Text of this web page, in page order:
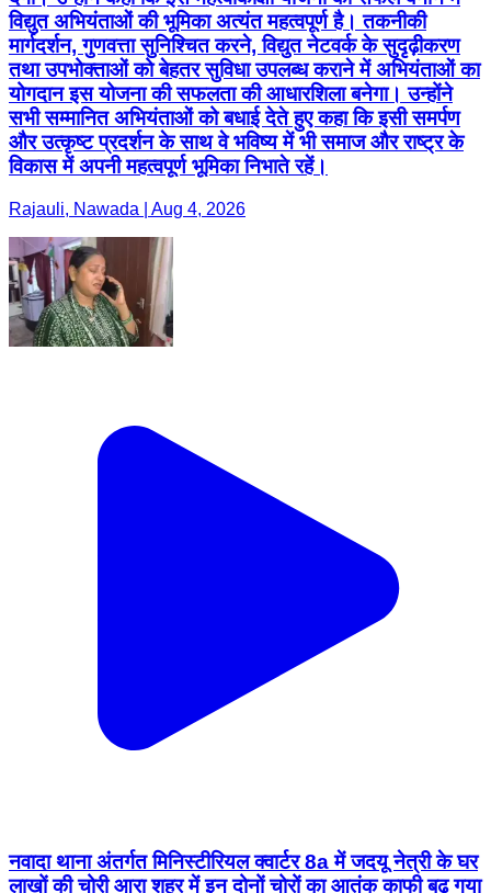
विद्युत अभियंताओं की भूमिका अत्यंत महत्वपूर्ण है। तकनीकी
मार्गदर्शन, गुणवत्ता सुनिश्चित करने, विद्युत नेटवर्क के सुदृढ़ीकरण
तथा उपभोक्ताओं को बेहतर सुविधा उपलब्ध कराने में अभियंताओं का
योगदान इस योजना की सफलता की आधारशिला बनेगा। उन्होंने
सभी सम्मानित अभियंताओं को बधाई देते हुए कहा कि इसी समर्पण
और उत्कृष्ट प्रदर्शन के साथ वे भविष्य में भी समाज और राष्ट्र के
विकास में अपनी महत्वपूर्ण भूमिका निभाते रहें।
Rajauli, Nawada | Aug 4, 2026
नवादा थाना अंतर्गत मिनिस्टीरियल क्वार्टर 8a में जदयू नेत्री के घर
लाखों की चोरी आरा शहर में इन दोनों चोरों का आतंक काफी बढ़ गया